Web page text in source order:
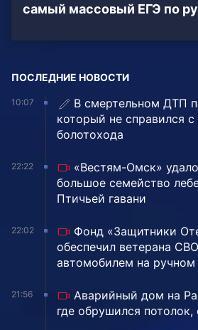
самый массовый ЕГЭ по
ПОСЛЕДНИЕ НОВОСТИ
10:07
В смертельном ДТП
который не справился
болотохода
22:22
«Вестям-Омск»
большое семейство
Птичьей гавани
22:02
Фонд «Защитники
обеспечил ветерана
автомобилем на ручном
21:56
Аварийный дом на
где обрушился потолок,